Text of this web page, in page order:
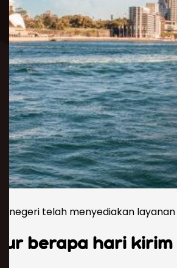
negeri telah menyediakan
berapa hari kirim